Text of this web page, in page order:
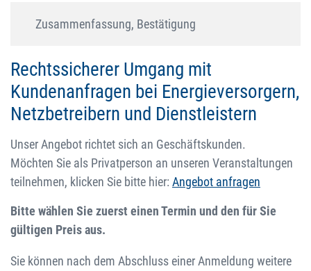
Zusammenfassung, Bestätigung
Rechtssicherer Umgang mit
Kundenanfragen bei Energieversorgern,
Netzbetreibern und Dienstleistern
Unser Angebot richtet sich an Geschäftskunden.
Möchten Sie als Privatperson an unseren Veranstaltungen
teilnehmen, klicken Sie bitte hier: Angebot anfragen
Bitte wählen Sie zuerst einen Termin und den für Sie
gültigen Preis aus.
Sie können nach dem Abschluss einer Anmeldung weitere